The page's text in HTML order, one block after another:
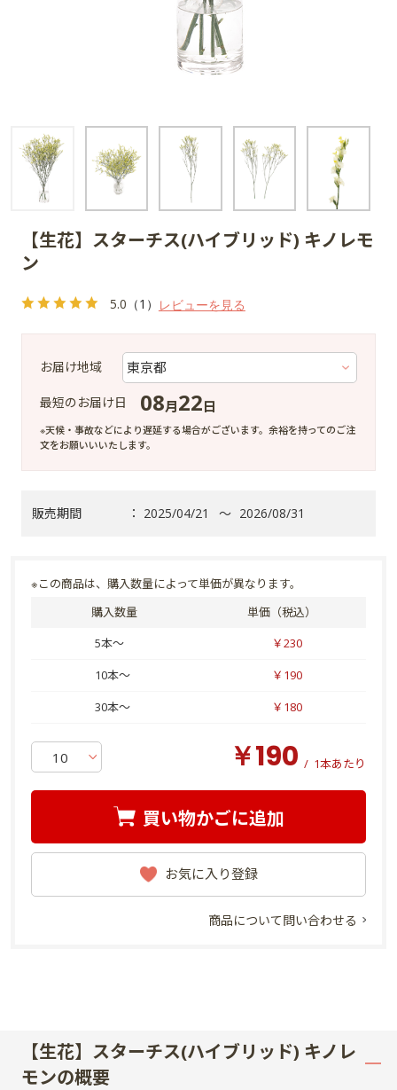
【生花】スターチス(ハイブリッド) キノレモ
ン
お届け地域
最短のお届け日 08月22日
※天候・事故などにより遅延する場合がございます。余裕を持ってのご注
文をお願いいいたします。
販売期間 ： 2025/04/21 ～ 2026/08/31
※この商品は、購入数量によって単価が異なります。
購入数量
単価（税込）
5本～
￥230
10本～
￥190
30本～
￥180
￥190 / 1本あたり
買い物かごに追加
お気に入り登録
商品について問い合わせる
【生花】スターチス(ハイブリッド) キノレ
モンの概要
5.0 （1） レビューを見る